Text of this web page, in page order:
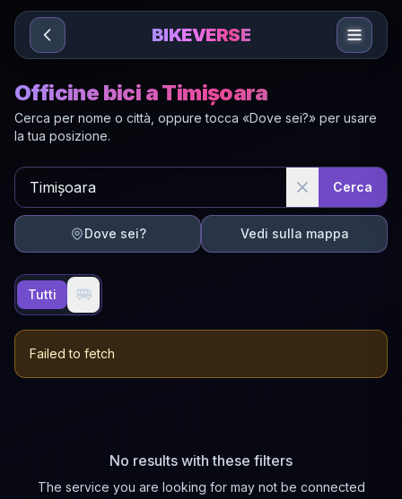
Sari la conținut
BIKEVERSE
Officine bici a Timișoara
Cerca per nome o città, oppure tocca «Dove sei?» per usare
la tua posizione.
Cerca
Dove sei? Vedi sulla mappa
Tutti 🚐
Failed to fetch
No results with these filters
The service you are looking for may not be connected